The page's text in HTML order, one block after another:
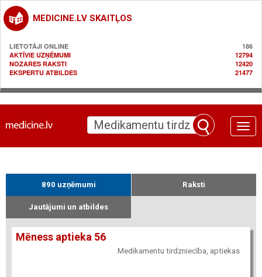
MEDICINE.LV SKAITĻOS
LIETOTĀJI ONLINE
186
AKTĪVIE UZŅĒMUMI
12794
NOZARES RAKSTI
12420
EKSPERTU ATBILDES
21477
Toggle
890 uzņēmumi Raksti
Jautājumi un atbildes
Mēness aptieka 56
Medikamentu tirdzniecība, aptiekas